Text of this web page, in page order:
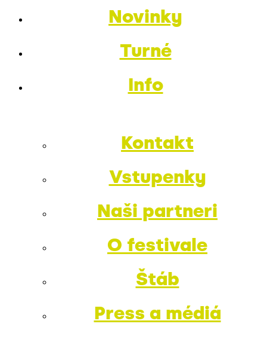
Novinky
Turné
Info
Kontakt
Vstupenky
Naši partneri
O festivale
Štáb
Press a médiá